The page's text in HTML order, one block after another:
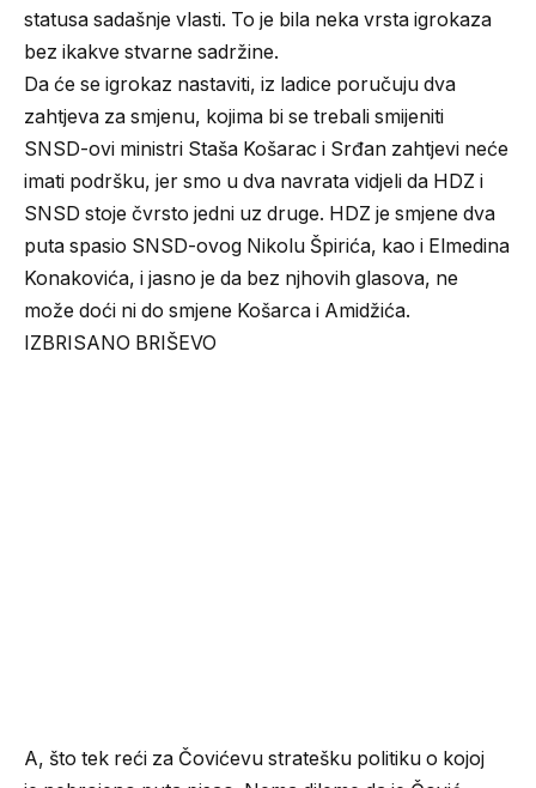
statusa sadašnje vlasti. To je bila neka vrsta igrokaza
bez ikakve stvarne sadržine.
Da će se igrokaz nastaviti, iz ladice poručuju dva
zahtjeva za smjenu, kojima bi se trebali smijeniti
SNSD-ovi ministri Staša Košarac i Srđan zahtjevi neće
imati podršku, jer smo u dva navrata vidjeli da HDZ i
SNSD stoje čvrsto jedni uz druge. HDZ je smjene dva
puta spasio SNSD-ovog Nikolu Špirića, kao i Elmedina
Konakovića, i jasno je da bez njhovih glasova, ne
može doći ni do smjene Košarca i Amidžića.
IZBRISANO BRIŠEVO
A, što tek reći za Čovićevu stratešku politiku o kojoj